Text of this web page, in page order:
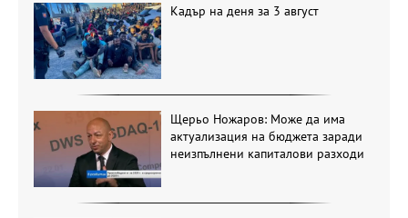
Кадър на деня за 3 август
Щерьо Ножаров: Може да има
актуализация на бюджета заради
неизпълнени капиталови разходи